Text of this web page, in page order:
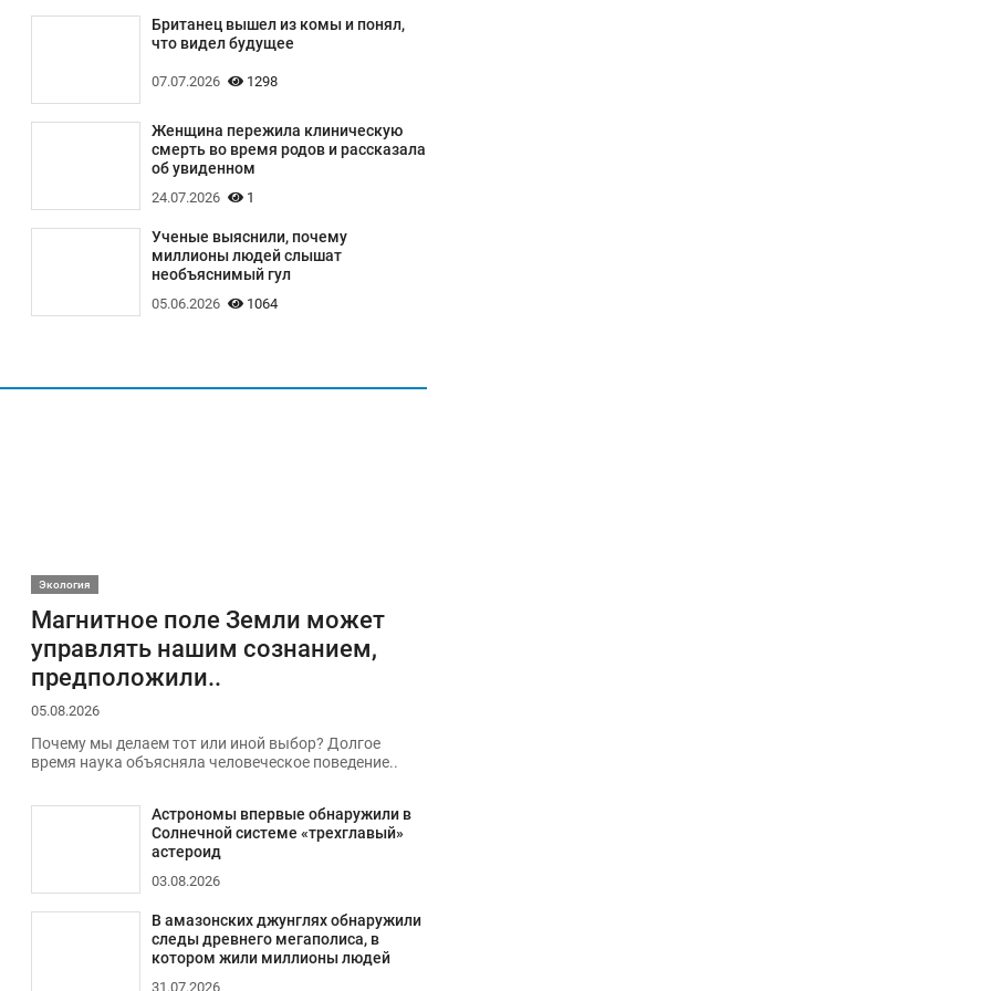
Британец вышел из комы и понял,
что видел будущее
07.07.2026 1298
Женщина пережила клиническую
смерть во время родов и рассказала
об увиденном
24.07.2026 1
Ученые выяснили, почему
миллионы людей слышат
необъяснимый гул
05.06.2026 1064
Экология
Магнитное поле Земли может
управлять нашим сознанием,
предположили..
05.08.2026
Почему мы делаем тот или иной выбор? Долгое
время наука объясняла человеческое поведение..
Астрономы впервые обнаружили в
Солнечной системе «трехглавый»
астероид
03.08.2026
В амазонских джунглях обнаружили
следы древнего мегаполиса, в
котором жили миллионы людей
31.07.2026